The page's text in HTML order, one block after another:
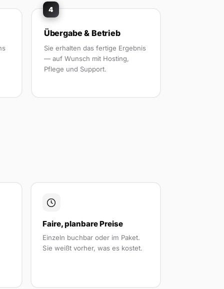
4
Übergabe & Betrieb
Sie erhalten das fertige Ergebnis
— auf Wunsch mit Hosting,
Pflege und Support.
Faire, planbare Preise
Einzeln buchbar oder im Paket.
Sie weißt vorher, was es kostet.